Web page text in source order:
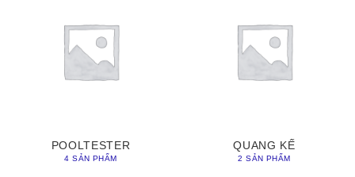
POOLTESTER
4 SẢN PHẨM
QUANG KẾ
2 SẢN PHẨM